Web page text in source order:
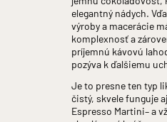
Bezpečnostné informácie:
nápojov osobám mladším
ovplyvneným alkoholom. §3
ochrane pred zneužívaním
zriaďovaní a prevádzke
VÝROBCA: TATRA
Kežmarok IČO: 43937721
elegantný nádych.
výroby a macerácie
komplexnosť a
príjemnú kávovú
pozýva k ďalšiemu
Je to presne ten typ
čistý, skvele funguje
Espresso Martini– a